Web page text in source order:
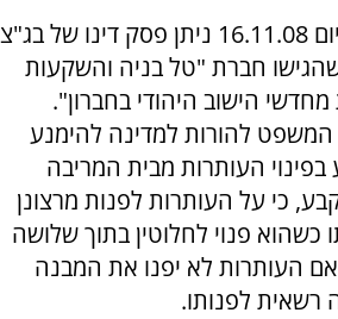
המדינה מציינת, כי ביום 16.11.08 ניתן פסק דינו של בג"צ
חברת "טל בניה והשקעות
מחדשי הישוב היהודי בחברון".
להורות למדינה להימנע
בפינוי העותרות מבית המריבה
כי על העותרות לפנות מרצונן
כשהוא פנוי לחלוטין בתוך שלושה
אם העותרות לא יפנו את המבנה
רשאית לפנותו.